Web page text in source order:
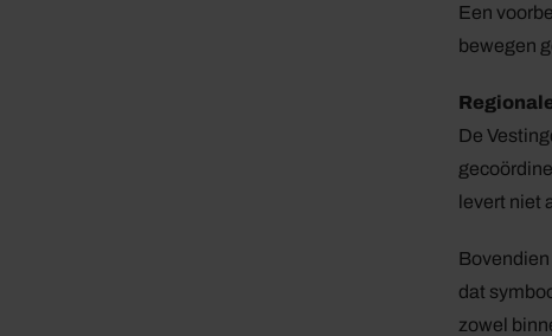
Een
bewegen
De
levert niet
dat
zowel